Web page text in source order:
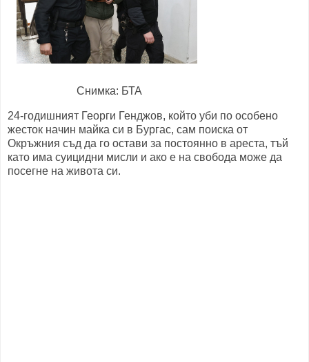
Снимка: БТА
24-годишният Георги Генджов, който уби по особено
жесток начин майка си в Бургас, сам поиска от
Окръжния съд да го остави за постоянно в ареста, тъй
като има суицидни мисли и ако е на свобода може да
посегне на живота си.